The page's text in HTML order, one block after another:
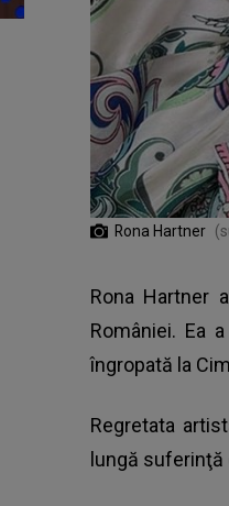
Rona Hartner
Rona Hartner
României. Ea
îngropată la
Regretata
lungă suferinţă